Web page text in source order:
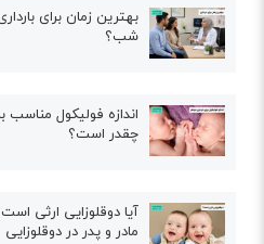
بهترین زمان برای
شب؟
اندازه فولیکول مناسب
چقدر است؟
آیا دوقلوزایی ارثی
مادر و پدر در دوقلوزایی